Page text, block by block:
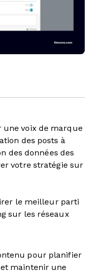
une voix de marque
des posts à
des données des
votre stratégie sur
le meilleur parti
sur les réseaux
pour planifier
maintenir une